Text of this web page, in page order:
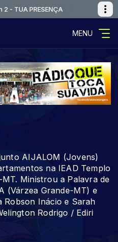
PRESENÇA
MENU
AIJALOM (Jovens)
na IEAD Templo
Ministrou a Palavra de
(Várzea Grande-MT) e
Inácio e Sarah
Rodrigo / Ediri